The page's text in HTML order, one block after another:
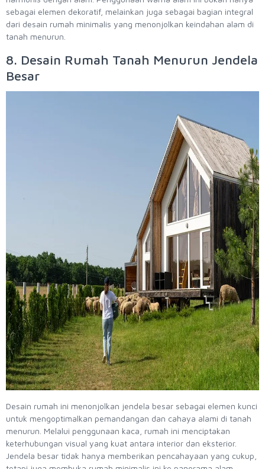
sebagai elemen dekoratif, melainkan juga sebagai bagian integral
dari desain rumah minimalis yang menonjolkan keindahan alam di
tanah menurun.
8. Desain Rumah Tanah Menurun Jendela
Besar
Desain rumah ini menonjolkan jendela besar sebagai elemen kunci
untuk mengoptimalkan pemandangan dan cahaya alami di tanah
menurun. Melalui penggunaan kaca, rumah ini menciptakan
keterhubungan visual yang kuat antara interior dan eksterior.
Jendela besar tidak hanya memberikan pencahayaan yang cukup,